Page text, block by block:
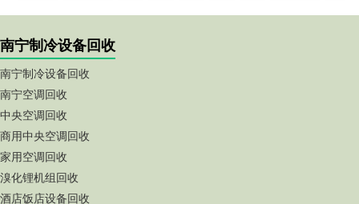
南宁制冷设备回收
南宁制冷设备回收
南宁空调回收
中央空调回收
商用中央空调回收
家用空调回收
溴化锂机组回收
酒店饭店设备回收